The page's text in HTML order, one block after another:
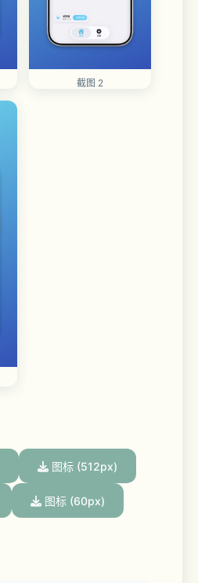
截图 2
图标 (512px)
图标 (60px)